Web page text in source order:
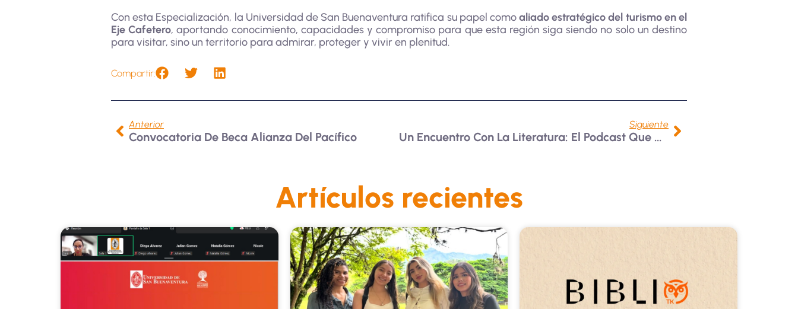
Con esta Especialización, la Universidad de San Buenaventura ratifica su papel comoaliado estratégico del turismo en el
Eje Cafetero, aportando conocimiento, capacidades y compromiso para que esta región siga siendo no solo un destino
para visitar, sino un territorio para admirar, proteger y vivir en plenitud.
Compartir:
Anterior
Convocatoria De Beca Alianza Del Pacífico
Siguiente
Un Encuentro Con La Literatura: El Podcast Que Cautiva Lectores
Artículos recientes